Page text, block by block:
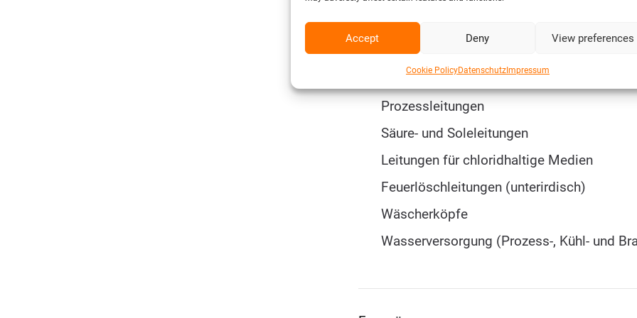
Accept Deny View preferences
Cookie PolicyDatenschutzImpressum
Bodenabflüsse
Druckluftversorgung
Kondensatleitungen
Prozessleitungen
Säure- und Soleleitungen
Leitungen für chloridhaltige Medien
Feuerlöschleitungen (unterirdisch)
Wäscherköpfe
Wasserversorgung (Prozess-, Kühl- und